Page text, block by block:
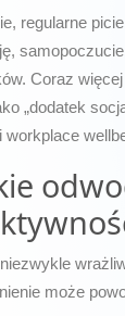
regularne
Coraz
„dodatek
może